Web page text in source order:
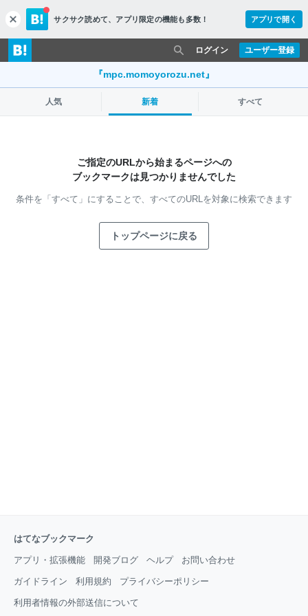
c
l
o
s
サクサク読めて、 アプリ限定の機能も多数！ アプリで開く
ユーザー登録
ログイン
『mpc.momoyorozu.net』
人気 新着 すべて
ご指定のURLから始まるページへの
ブックマークは見つかりませんでした
条件を「すべて」にすることで、 すべてのURLを対象に検索できます
トップページに戻る
はてなブックマーク
アプリ・拡張機能 開発ブログ ヘルプ お問い合わせ
ガイドライン 利用規約 プライバシーポリシー
利用者情報の外部送信について